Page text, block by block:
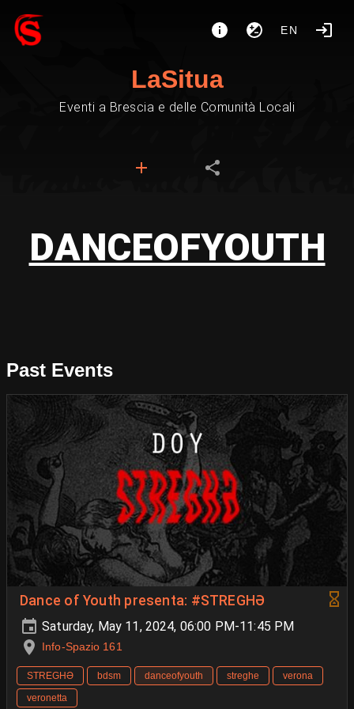
EN
LaSitua
Eventi a Brescia e delle Comunità Locali
DANCEOFYOUTH
Past Events
Dance of Youth presenta: #STREGHƏ
Saturday, May 11, 2024, 06:00 PM-11:45 PM
Info-Spazio 161
STREGHƏ bdsm danceofyouth streghe
verona
veronetta